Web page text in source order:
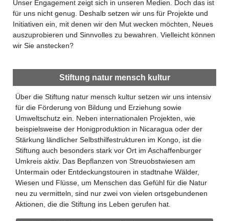
Unser Engagement zeigt sich in unseren Medien. Doch das ist
für uns nicht genug. Deshalb setzen wir uns für Projekte und
Initiativen ein, mit denen wir den Mut wecken möchten, Neues
auszuprobieren und Sinnvolles zu bewahren. Vielleicht können
wir Sie anstecken?
Stiftung natur mensch kultur
Über die Stiftung natur mensch kultur setzen wir uns intensiv
für die Förderung von Bildung und Erziehung sowie
Umweltschutz ein. Neben internationalen Projekten, wie
beispielsweise der Honigproduktion in Nicaragua oder der
Stärkung ländlicher Selbsthilfestrukturen im Kongo, ist die
Stiftung auch besonders stark vor Ort im Aschaffenburger
Umkreis aktiv. Das Bepflanzen von Streuobstwiesen am
Untermain oder Entdeckungstouren in stadtnahe Wälder,
Wiesen und Flüsse, um Menschen das Gefühl für die Natur
neu zu vermitteln, sind nur zwei von vielen ortsgebundenen
Aktionen, die die Stiftung ins Leben gerufen hat.